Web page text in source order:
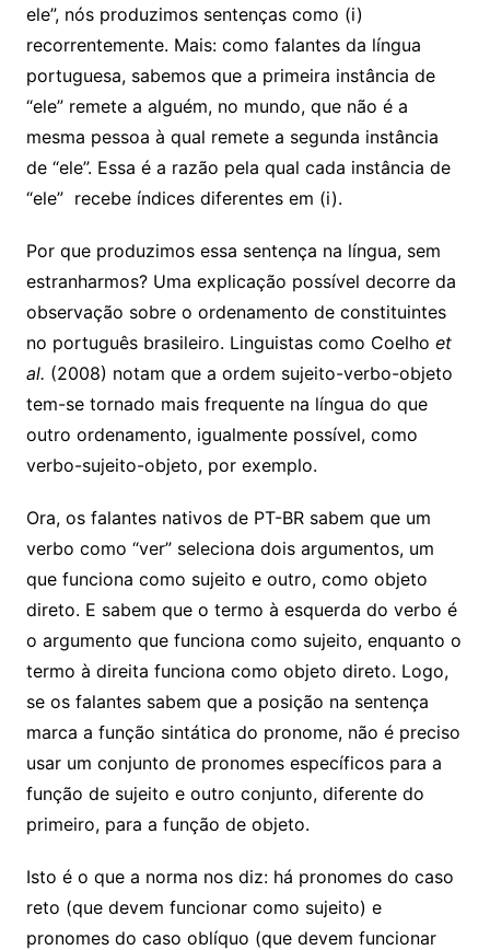
ele”, nós produzimos sentenças como (i)
recorrentemente. Mais: como falantes da língua
portuguesa, sabemos que a primeira instância de
“ele” remete a alguém, no mundo, que não é a
mesma pessoa à qual remete a segunda instância
de “ele”. Essa é a razão pela qual cada instância de
“ele” recebe índices diferentes em (i).
Por que produzimos essa sentença na língua, sem
estranharmos? Uma explicação possível decorre da
observação sobre o ordenamento de constituintes
no português brasileiro. Linguistas como Coelho et
al. (2008) notam que a ordem sujeito-verbo-objeto
tem-se tornado mais frequente na língua do que
outro ordenamento, igualmente possível, como
verbo-sujeito-objeto, por exemplo.
Ora, os falantes nativos de PT-BR sabem que um
verbo como “ver” seleciona dois argumentos, um
que funciona como sujeito e outro, como objeto
direto. E sabem que o termo à esquerda do verbo é
o argumento que funciona como sujeito, enquanto o
termo à direita funciona como objeto direto. Logo,
se os falantes sabem que a posição na sentença
marca a função sintática do pronome, não é preciso
usar um conjunto de pronomes específicos para a
função de sujeito e outro conjunto, diferente do
primeiro, para a função de objeto.
Isto é o que a norma nos diz: há pronomes do caso
reto (que devem funcionar como sujeito) e
pronomes do caso oblíquo (que devem funcionar